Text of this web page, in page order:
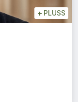
+ PLUSS